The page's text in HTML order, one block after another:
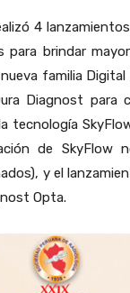
4
para brindar
familia
Diagnost
tecnología
de SkyFlow
y el
Opta.